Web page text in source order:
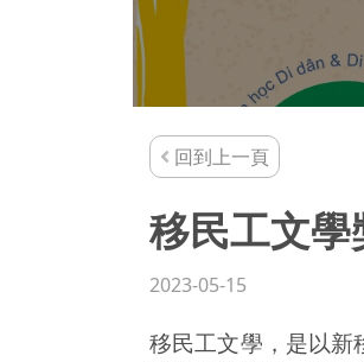
回到上一頁
移民工文學
2023-05-15
移民工文學，是以新